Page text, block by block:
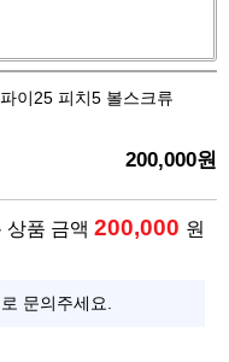
이25 피치5 볼스크류
200,000원
상품 금액 200,000 원
문의주세요.